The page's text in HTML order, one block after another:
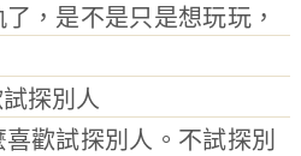
，是不是只是想玩玩，
探別人
試探別人。不試探別